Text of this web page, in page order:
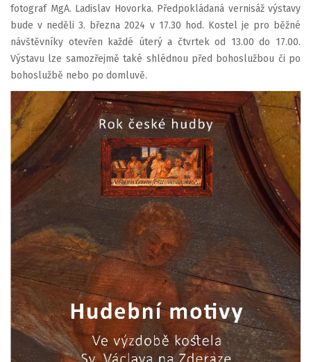
fotograf MgA. Ladislav Hovorka. Předpokládaná vernisáž výstavy
bude v neděli 3. března 2024 v 17.30 hod. Kostel je pro běžné
návštěvníky otevřen každé úterý a čtvrtek od 13.00 do 17.00.
Výstavu lze samozřejmě také shlédnou před bohoslužbou či po
bohoslužbě nebo po domluvě.